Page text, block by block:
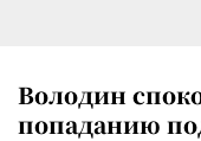
Володин
попаданию